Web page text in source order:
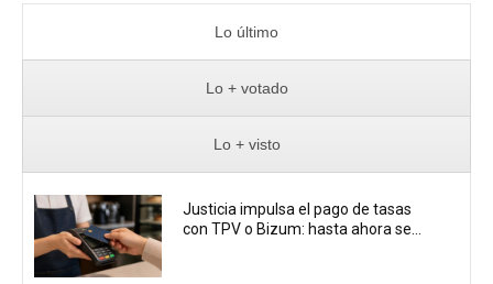
Lo último
Lo + votado
Lo + visto
Justicia impulsa el pago de tasas
con TPV o Bizum: hasta ahora se...